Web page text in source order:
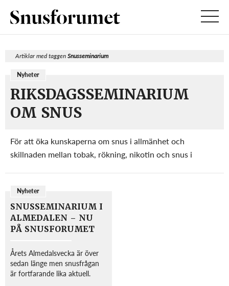
Artiklar med taggenSnusseminarium
Nyheter
RIKSDAGSSEMINARIUM
OM SNUS
För att öka kunskaperna om snus i allmänhet och
skillnaden mellan tobak, rökning, nikotin och snus i
Andersson från Täby, Mats Green från Jönköping o...
Nyheter
SNUSSEMINARIUM I
ALMEDALEN – NU
PÅ SNUSFORUMET
Årets Almedalsvecka är över
sedan länge men snusfrågan
är fortfarande lika aktuell.